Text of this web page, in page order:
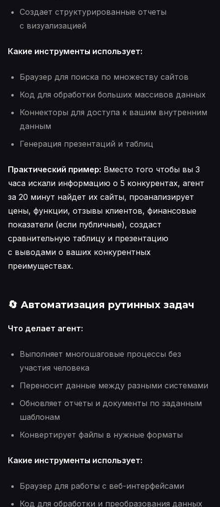
Создает структурированные отчеты
с визуализацией
Какие инструменты использует:
Браузер для поиска по множеству сайтов
Код для обработки больших массивов данных
Коннекторы для доступа к вашим внутренним
данным
Генерация презентаций и таблиц
Практический пример: Вместо того чтобы вы 3
часа искали информацию о 5 конкурентах, агент
за 20 минут найдет их сайты, проанализирует
цены, функции, отзывы клиентов, финансовые
показатели (если публичные), создаст
сравнительную таблицу и презентацию
с выводами о ваших конкурентных
преимуществах.
🔄 Автоматизация рутинных задач
Что делает агент:
Выполняет многошаговые процессы без
участия человека
Переносит данные между разными системами
Обновляет отчеты и документы по заданным
шаблонам
Конвертирует файлы в нужные форматы
Какие инструменты использует:
Браузер для работы с веб-интерфейсами
Код для обработки и преобразования данных